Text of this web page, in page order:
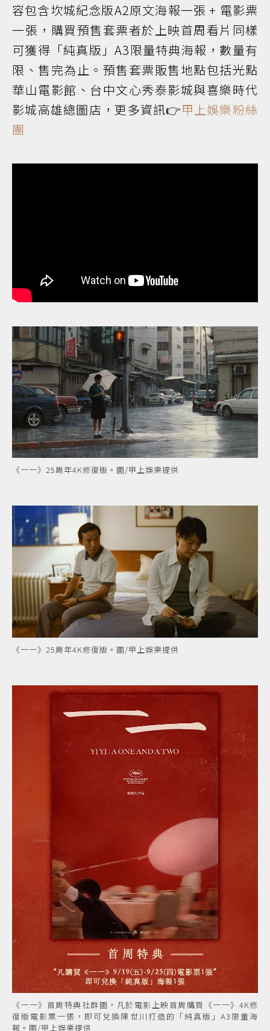
容包含坎城紀念版A2原文海報一張 + 電影票
一張，購買預售套票者於上映首周看片同樣
可獲得「純真版」A3限量特典海報，數量有
限、售完為止。預售套票販售地點包括光點
華山電影館、台中文心秀泰影城與喜樂時代
影城高雄總圖店，更多資訊👉甲上娛樂粉絲
團
《一一》25周年4K修復版。圖/甲上娛樂提供
《一一》25周年4K修復版。圖/甲上娛樂提供
《一一》首周特典社群圖，凡於電影上映首周購買《一一》4K修
復版電影票一張，即可兌換陳世川打造的「純真版」A3限量海
報。圖/甲上娛樂提供